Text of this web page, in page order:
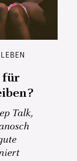
für
Talk,